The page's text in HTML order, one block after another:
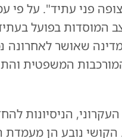
פני עתיד". על פי
בפועל
שאושר לאחרונה
המשפטית
הניסיונות
נובע הן מעמדת